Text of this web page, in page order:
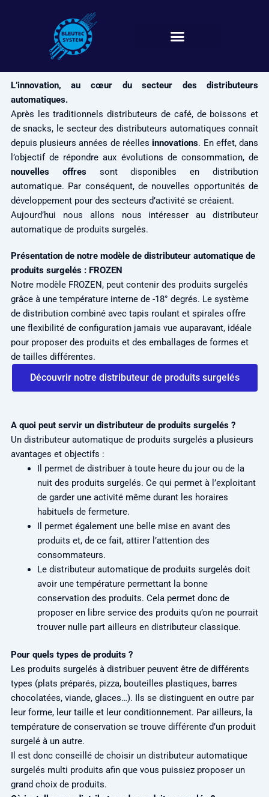
L’innovation, au cœur du secteur des distributeurs
automatiques.
Après les traditionnels distributeurs de café, de boissons et
de snacks, le secteur des distributeurs automatiques connaît
depuis plusieurs années de réelles innovations. En effet, dans
l’objectif de répondre aux évolutions de consommation, de
nouvelles offressont disponibles en distribution
automatique. Par conséquent, de nouvelles opportunités de
développement pour des secteurs d’activité se créaient.
Aujourd’hui nous allons nous intéresser au distributeur
automatique de produits surgelés.
Présentation de notre modèle de distributeur automatique de
produits surgelés : FROZEN
Notre modèle FROZEN, peut contenir des produits surgelés
grâce à une température interne de -18° degrés. Le système
de distribution combiné avec tapis roulant et spirales offre
une flexibilité de configuration jamais vue auparavant, idéale
pour proposer des produits et des emballages de formes et
de tailles différentes.
Découvrir notre distributeur de produits surgelés
A quoi peut servir un distributeur de produits surgelés ?
Un distributeur automatique de produits surgelés a plusieurs
avantages et objectifs :
Il permet de distribuer à toute heure du jour ou de la
nuit des produits surgelés. Ce qui permet à l’exploitant
de garder une activité même durant les horaires
habituels de fermeture.
Il permet également une belle mise en avant des
produits et, de ce fait, attirer l’attention des
consommateurs.
Le distributeur automatique de produits surgelés doit
avoir une température permettant la bonne
conservation des produits. Cela permet donc de
proposer en libre service des produits qu’on ne pourrait
trouver nulle part ailleurs en distributeur classique.
Pour quels types de produits ?
Les produits surgelés à distribuer peuvent être de différents
types (plats préparés, pizza, bouteilles plastiques, barres
chocolatées, viande, glaces…). Ils se distinguent en outre par
leur forme, leur taille et leur conditionnement. Par ailleurs, la
température de conservation se trouve différente d’un produit
surgelé à un autre.
Il est donc conseillé de choisir un distributeur automatique
surgelés multi produits afin que vous puissiez proposer un
grand choix de produits.